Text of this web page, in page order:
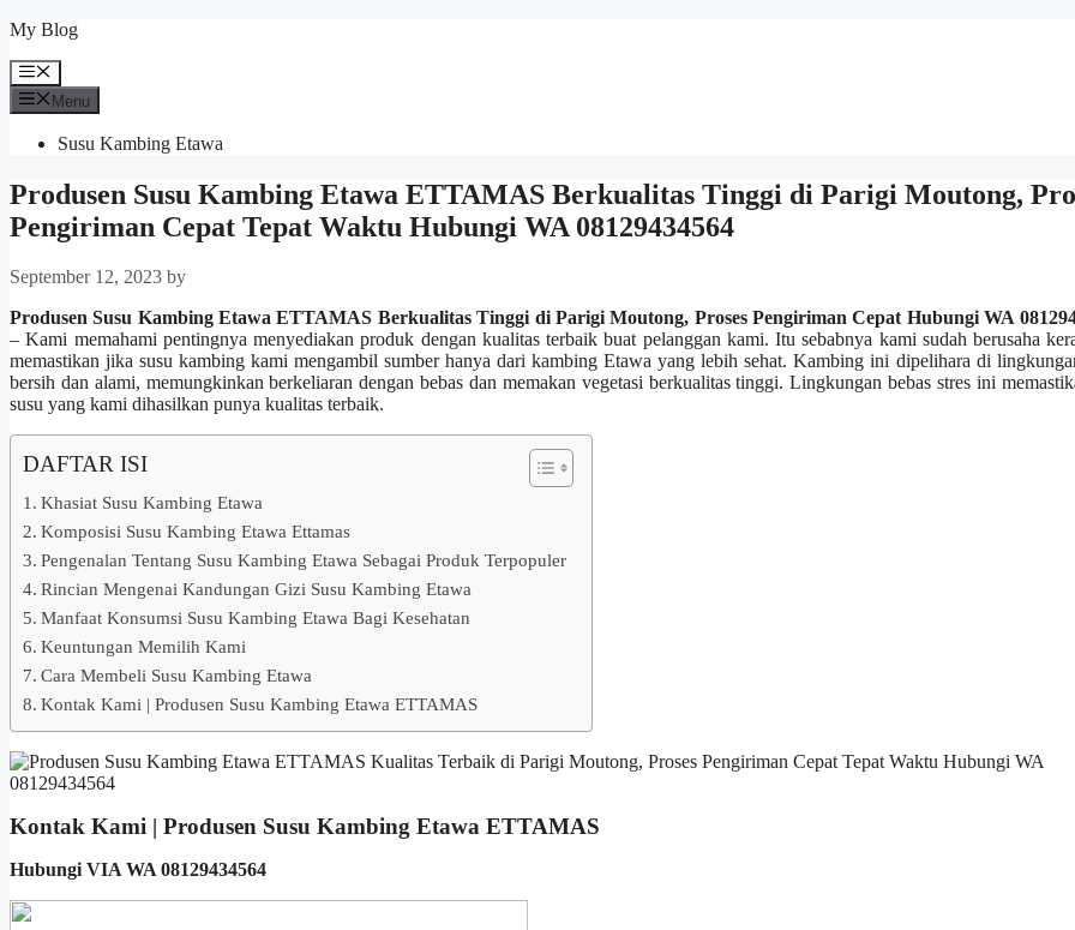
Skip
content
My Blog
Menu
Menu
Susu Kambing Etawa
Produsen Susu Kambing Etawa ETTAMAS Berkualitas Tinggi di Parigi Moutong,
Pengiriman Cepat Tepat Waktu Hubungi WA 08129434564
September 12, 2023 by
Produsen Susu Kambing Etawa ETTAMAS Berkualitas Tinggi di Parigi Moutong, Proses Pengiriman Cepat Hubungi WA
– Kami memahami pentingnya menyediakan produk dengan kualitas terbaik buat pelanggan kami. Itu sebabnya kami sudah berusaha
memastikan jika susu kambing kami mengambil sumber hanya dari kambing Etawa yang lebih sehat. Kambing ini dipelihara di
bersih dan alami, memungkinkan berkeliaran dengan bebas dan memakan vegetasi berkualitas tinggi. Lingkungan bebas stres ini
susu yang kami dihasilkan punya kualitas terbaik.
DAFTAR ISI
Khasiat Susu Kambing Etawa
Komposisi Susu Kambing Etawa Ettamas
Pengenalan Tentang Susu Kambing Etawa Sebagai Produk Terpopuler
Rincian Mengenai Kandungan Gizi Susu Kambing Etawa
Manfaat Konsumsi Susu Kambing Etawa Bagi Kesehatan
Keuntungan Memilih Kami
Cara Membeli Susu Kambing Etawa
Kontak Kami | Produsen Susu Kambing Etawa ETTAMAS
Kontak Kami | Produsen Susu Kambing Etawa ETTAMAS
Hubungi VIA WA 08129434564